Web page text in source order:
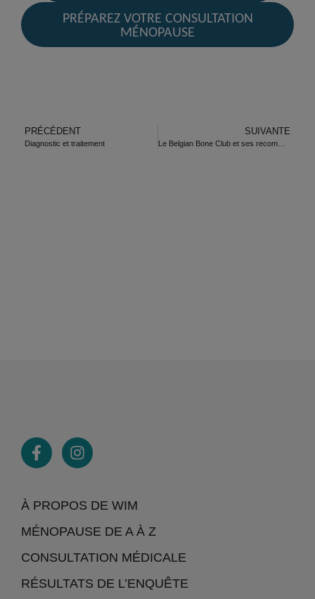
PRÉPAREZ VOTRE CONSULTATION
MÉNOPAUSE
PRÉCÉDENT
Diagnostic et traitement
SUIVANTE
Le Belgian Bone Club et ses recommandations
À PROPOS DE WIM
MÉNOPAUSE DE A À Z
CONSULTATION MÉDICALE
RÉSULTATS DE L’ENQUÊTE